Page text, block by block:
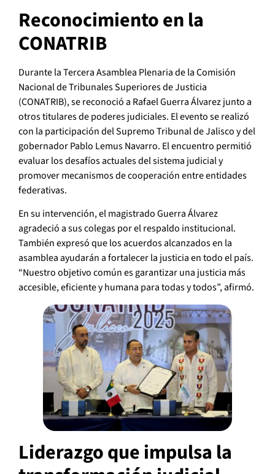
Reconocimiento en la
CONATRIB
Durante la Tercera Asamblea Plenaria de la Comisión
Nacional de Tribunales Superiores de Justicia
(CONATRIB), se reconoció a Rafael Guerra Álvarez junto a
otros titulares de poderes judiciales. El evento se realizó
con la participación del Supremo Tribunal de Jalisco y del
gobernador Pablo Lemus Navarro. El encuentro permitió
evaluar los desafíos actuales del sistema judicial y
promover mecanismos de cooperación entre entidades
federativas.
En su intervención, el magistrado Guerra Álvarez
agradeció a sus colegas por el respaldo institucional.
También expresó que los acuerdos alcanzados en la
asamblea ayudarán a fortalecer la justicia en todo el país.
“Nuestro objetivo común es garantizar una justicia más
accesible, eficiente y humana para todas y todos”, afirmó.
Liderazgo que impulsa la